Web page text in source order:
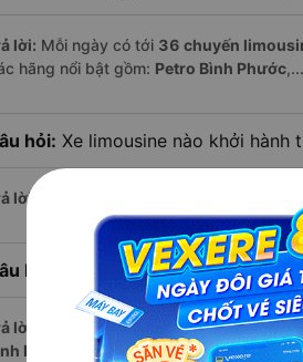
lời: Mỗi ngày có tới 36 chuyến
hãng nổi bật gồm: Petro Bình Phước,...
hỏi: Xe limousine nào khởi hành
lời: Chuyến limousine sớm nhất khởi
hỏi: Xe limousine nào khởi hành
lời: Nếu bạn muốn đi chuyến muộn,
Phước
vận hành.